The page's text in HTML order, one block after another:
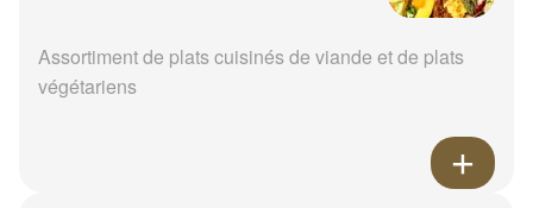
Assortiment de plats cuisinés de viande et de plats
végétariens